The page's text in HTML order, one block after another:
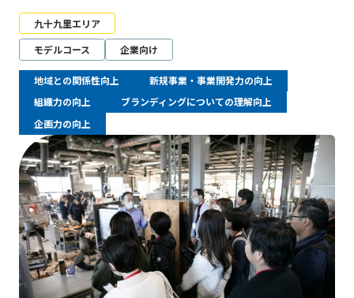
九十九里エリア
モデルコース
企業向け
地域との関係性向上
新規事業・事業開発力の向上
組織力の向上
ブランディングについての理解向上
企画力の向上